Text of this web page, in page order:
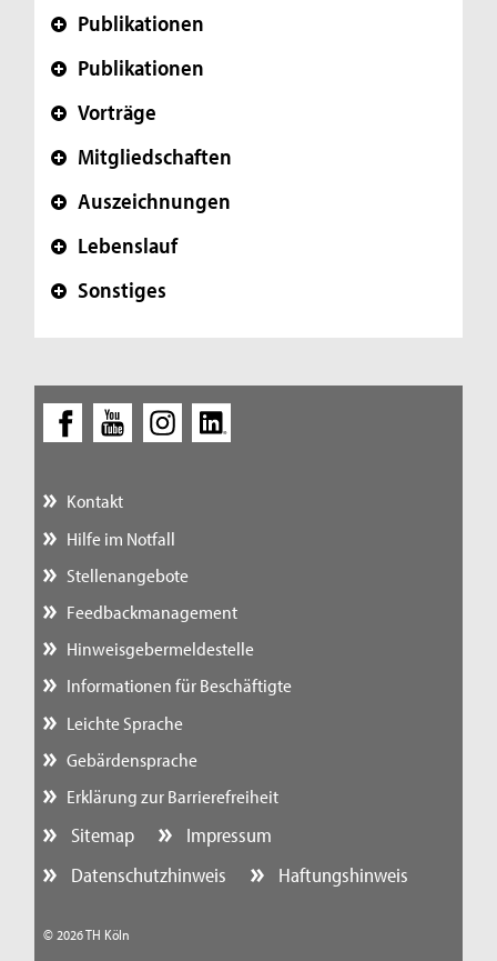
+ Publikationen
+ Publikationen
+ Vorträge
+ Mitgliedschaften
+ Auszeichnungen
+ Lebenslauf
+ Sonstiges
Kontakt
Hilfe im Notfall
Stellenangebote
Feedbackmanagement
Hinweisgebermeldestelle
Informationen für Beschäftigte
Leichte Sprache
Gebärdensprache
Erklärung zur Barrierefreiheit
Sitemap
Impressum
Datenschutzhinweis
Haftungshinweis
© 2026 TH Köln